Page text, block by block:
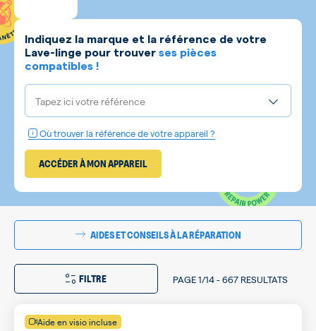
Indiquez la marque et la référence de votre
Lave-linge pour trouver ses pièces
compatibles !
Tapez ici votre référence
Où trouver la référence de votre appareil ?
ACCÉDER À MON APPAREIL
AIDES ET CONSEILS À LA RÉPARATION
FILTRE PAGE 1/14-667 RESULTATS
Aide en visio incluse